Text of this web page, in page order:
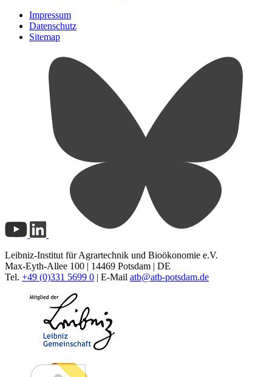
Impressum
Datenschutz
Sitemap
Leibniz-Institut für Agrartechnik und Bioökonomie e.V.
Max-Eyth-Allee 100 | 14469 Potsdam | DE
Tel. +49 (0)331 5699 0 | E-Mail atb@atb-potsdam.de